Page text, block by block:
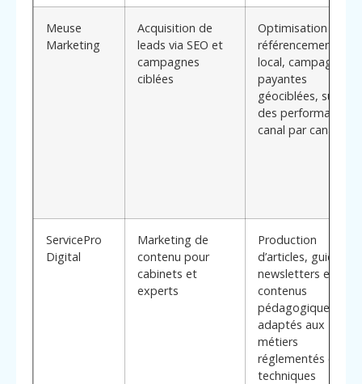
Meuse
Marketing
Acquisition de
leads via SEO et
campagnes
ciblées
Optimisation du
référencement
local, campagnes
payantes
géociblées, suivi
des performances
canal par canal
ServicePro
Digital
Marketing de
contenu pour
cabinets et
experts
Production
d’articles, guides,
newsletters et
contenus
pédagogiques
adaptés aux
métiers
réglementés ou
techniques